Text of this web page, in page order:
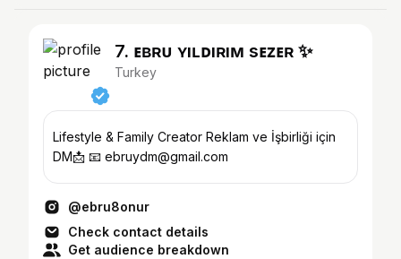
7. ᴇʙʀᴜ ʏıʟᴅıʀıᴍ sᴇᴢᴇʀ ✨
Turkey
Lifestyle & Family Creator Reklam ve İşbirliği için
DM📩 📧 ebruydm@gmail.com
@ebru8onur
Check contact details
Get audience breakdown